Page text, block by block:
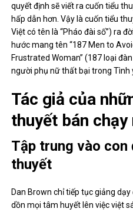
quyết định sẽ viết ra cuốn tiểu
hấp dẫn hơn. Vậy là cuốn tiểu
Việt có tên là “Pháo đài số”) ra
hước mang tên “187 Men to
Frustrated Woman” (187 loại
người phụ nữ thất bại trong Tình
Tác giả của
thuyết bán chạy
Tập trung vào
thuyết
Dan Brown chỉ tiếp tục giảng
dồn mọi tâm huyết lên việc việt